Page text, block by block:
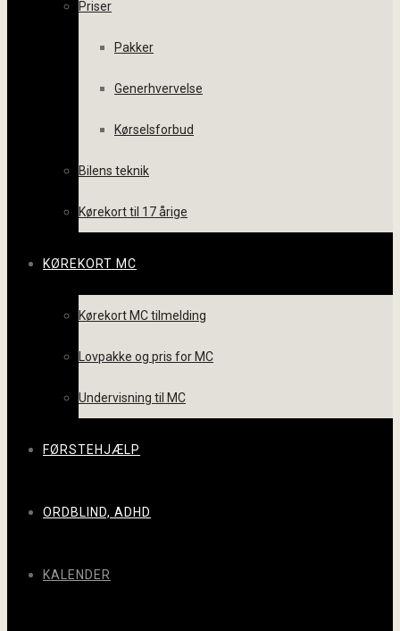
Priser
Pakker
Generhvervelse
Kørselsforbud
Bilens teknik
Kørekort til 17 årige
KØREKORT MC
Kørekort MC tilmelding
Lovpakke og pris for MC
Undervisning til MC
FØRSTEHJÆLP
ORDBLIND, ADHD
KALENDER